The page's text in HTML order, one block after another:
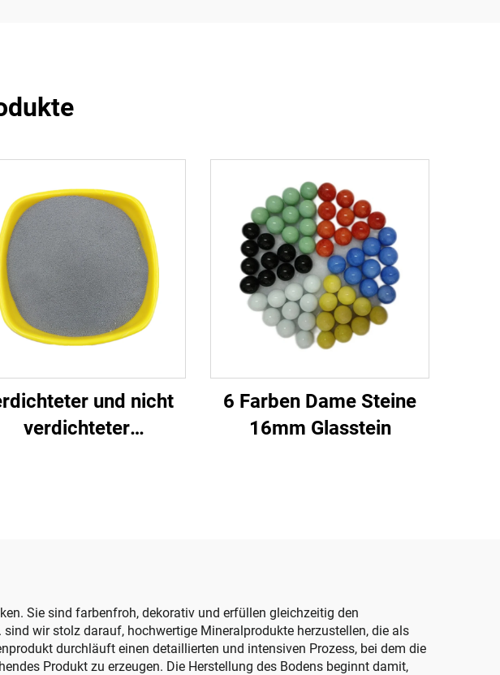
und nicht
verdichteter
6 Farben Dame Steine
16mm Glasstein
Sie sind farbenfroh, dekorativ und erfüllen gleichzeitig den
wir stolz darauf, hochwertige Mineralprodukte herzustellen, die als
durchläuft einen detaillierten und intensiven Prozess, bei dem die
Produkt zu erzeugen. Die Herstellung des Bodens beginnt damit,